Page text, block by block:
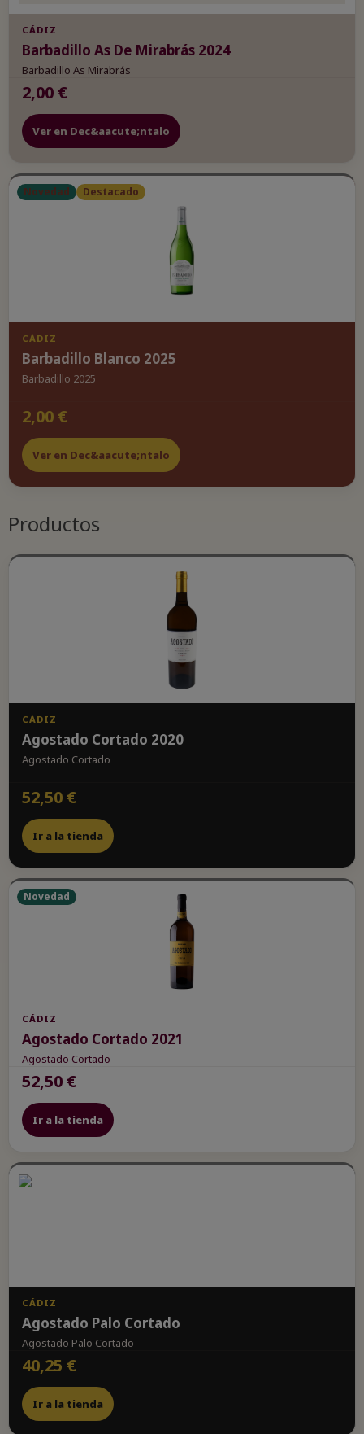
CÁDIZ
Barbadillo As De Mirabrás 2024
Barbadillo As Mirabrás
2,00 €
Ver en Dec&aacute;ntalo
Novedad Destacado
CÁDIZ
Barbadillo Blanco 2025
Barbadillo 2025
2,00 €
Ver en Dec&aacute;ntalo
Productos
CÁDIZ
Agostado Cortado 2020
Agostado Cortado
52,50 €
Ir a la tienda
Novedad
CÁDIZ
Agostado Cortado 2021
Agostado Cortado
52,50 €
Ir a la tienda
CÁDIZ
Agostado Palo Cortado
Agostado Palo Cortado
40,25 €
Ir a la tienda